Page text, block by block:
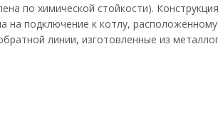
по химической стойкости).
на подключение к котлу,
линии, изготовленные из